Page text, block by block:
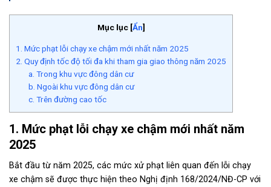
Mục lục [Ẩn]
1. Mức phạt lỗi chạy xe chậm mới nhất năm 2025
2. Quy định tốc độ tối đa khi tham gia giao thông năm 2025
a. Trong khu vực đông dân cư
b. Ngoài khu vực đông dân cư
c. Trên đường cao tốc
1. Mức phạt lỗi chạy xe chậm mới nhất năm
2025
Bắt đầu từ năm 2025, các mức xử phạt liên quan đến lỗi chạy
xe chậm sẽ được thực hiện theo Nghị định 168/2024/NĐ-CP với